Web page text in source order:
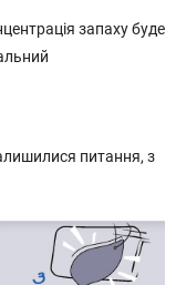
запаху буде
питання, з